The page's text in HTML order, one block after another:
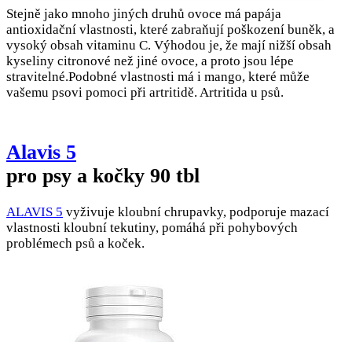
Stejně jako mnoho jiných druhů ovoce má papája
antioxidační vlastnosti, které zabraňují poškození buněk, a
vysoký obsah vitaminu C. Výhodou je, že mají nižší obsah
kyseliny citronové než jiné ovoce, a proto jsou lépe
stravitelné.Podobné vlastnosti má i mango, které může
vašemu psovi pomoci při artritidě. Artritida u psů.
Alavis 5
pro psy a kočky 90 tbl
ALAVIS 5 vyživuje kloubní chrupavky, podporuje mazací
vlastnosti kloubní tekutiny, pomáhá při pohybových
problémech psů a koček.